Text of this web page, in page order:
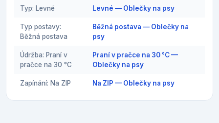
Typ: Levné Levné — Oblečky na psy
Typ postavy:
Běžná postava
Běžná postava — Oblečky na
psy
Údržba: Praní v
pračce na 30 °C
Praní v pračce na 30 °C —
Oblečky na psy
Zapínání: Na ZIP Na ZIP — Oblečky na psy